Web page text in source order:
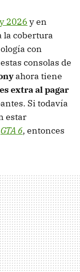
2026 y en
la cobertura
con
consolas de
ahora tiene
extra al pagar
Si todavía
estar
GTA 6, entonces